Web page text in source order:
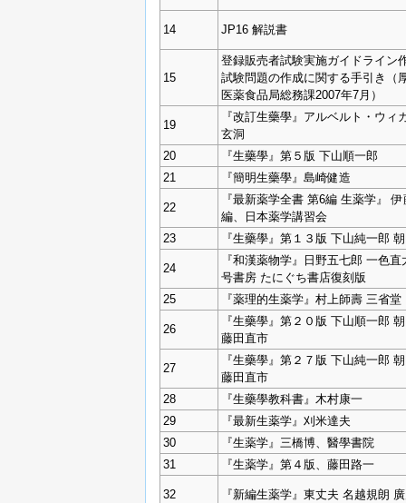
14 JP16 解説書
15
登録販売者試験実施ガイドライン
試験問題の作成に関する手引き（
医薬食品局総務課2007年7月）
19
『改訂生藥學』アルベルト・ウィ
玄洞
20
『生藥學』第５版 下山順一郎
21
『簡明生藥學』島崎健造
22
『最新薬学全書 第6編 生薬学』
編、日本薬学講習会
23
『生藥學』第１３版 下山純一郎
24
『和漢薬物学』日野五七郎 一色直
号書房 たにぐち書店復刻版
25
『薬理的生薬学』村上師壽 三省堂
26
『生藥學』第２０版 下山順一郎
藤田直市
27
『生藥學』第２７版 下山純一郎
藤田直市
28
『生藥學教科書』木村康一
29
『最新生薬学』刈米達夫
30
『生薬学』三橋博、醫學書院
31
『生薬学』第４版、藤田路一
32 『新編生薬学』東丈夫 名越規朗